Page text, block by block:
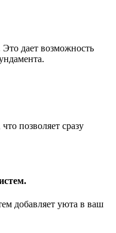
дает возможность
позволяет сразу
добавляет уюта в ваш